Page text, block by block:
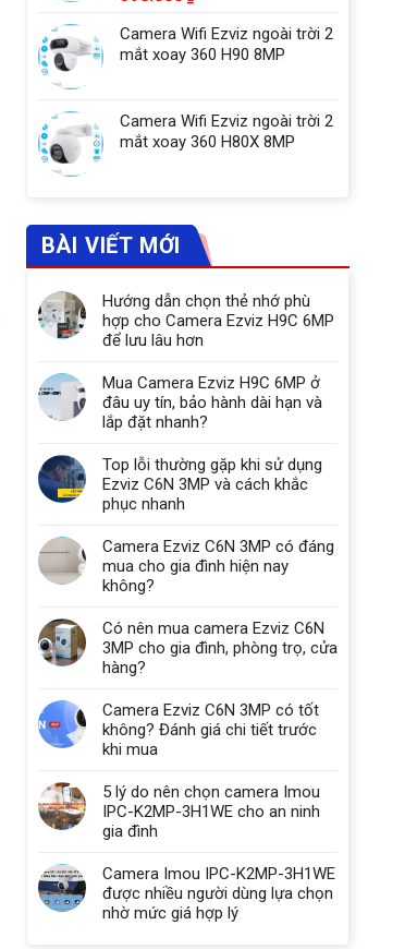
Camera Wifi Ezviz ngoài trời 2
mắt xoay 360 H90 8MP
Camera Wifi Ezviz ngoài trời 2
mắt xoay 360 H80X 8MP
BÀI VIẾT MỚI
Hướng dẫn chọn thẻ nhớ phù
hợp cho Camera Ezviz H9C 6MP
để lưu lâu hơn
Mua Camera Ezviz H9C 6MP ở
đâu uy tín, bảo hành dài hạn và
lắp đặt nhanh?
Top lỗi thường gặp khi sử dụng
Ezviz C6N 3MP và cách khắc
phục nhanh
Camera Ezviz C6N 3MP có đáng
mua cho gia đình hiện nay
không?
Có nên mua camera Ezviz C6N
3MP cho gia đình, phòng trọ, cửa
hàng?
Camera Ezviz C6N 3MP có tốt
không? Đánh giá chi tiết trước
khi mua
5 lý do nên chọn camera Imou
IPC-K2MP-3H1WE cho an ninh
gia đình
Camera Imou IPC-K2MP-3H1WE
được nhiều người dùng lựa chọn
nhờ mức giá hợp lý